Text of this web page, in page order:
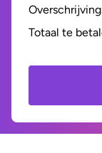
Totaal te